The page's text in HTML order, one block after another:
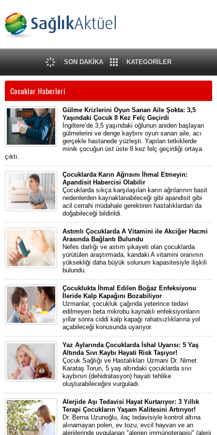
SON DAKİKA KATEGORİLER
Cocuklar Haberleri
Gülme Krizlerini Oyun Sanan Aile Şokta: 3,5
Yaşındaki Çocuk 8 Kez Felç Geçirdi
İngiltere’de 3,5 yaşındaki oğlunun aniden başlayan
gülmelerini ve denge kaybını oyun sanan aile, acı
gerçekle hastanede yüzleşti. Yapılan tetkiklerde
minik çocuğun üst üste 8 kez felç geçirdiği ortaya
çıktı.
Çocuklarda Karın Ağrısını İhmal Etmeyin:
Apandisit Habercisi Olabilir
Çocuklarda sıkça karşılaşılan karın ağrılarının basit
nedenlerden kaynaklanabileceği gibi apandisit gibi
acil cerrahi müdahale gerektiren hastalıklardan da
doğabileceği bildirildi.
Astımlı Çocuklarda A Vitamini ile Akciğer Hacmi
Arasında Bağlantı Bulundu
Nefes darlığı ve astım şikayeti olan çocuklarda
yürütülen araştırmada, kandaki A vitamini oranının
yüksekliği daha büyük solunum kapasitesiyle ilişkili
bulundu.
Çocuklukta İhmal Edilen Boğaz Enfeksiyonu
İleride Kalp Kapağını Bozabiliyor
Uzmanlar, çocukluk çağında yeterince tedavi
edilmeyen beta mikrobu kaynaklı enfeksiyonların
yıllar sonra ciddi kalp kapağı rahatsızlıklarına yol
açabileceği konusunda uyarıyor.
Yaz Aylarında Çocuklarda İshal Uyarısı: 5 Yaş
Altında Sıvı Kaybı Hayati Risk Taşıyor!
Çocuk Sağlığı ve Hastalıkları Uzmanı Dr. Nimet
Karataş Torun, 5 yaş altındaki çocuklarda sıvı
kaybının (dehidratasyon) hayati tehlike
oluşturabileceğini vurguladı.
Alerjide Aşı Tedavisi Hayat Kurtarıyor: 3 Yıllık
Terapi Çocukların Yaşam Kalitesini Artırıyor!
Dr. Berna Uzunoğlu, ilaç tedavisiyle kontrol altına
alınamayan polen, ev tozu, evcil hayvan ve arı
alerjilerinde uygulanan "alerjen immünoterapisi" (alerji